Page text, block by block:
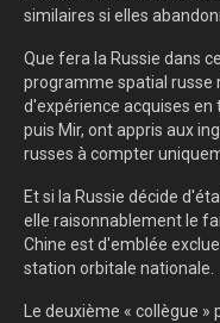
similaires si elles
Que fera la Russie dans
programme spatial russe
d'expérience acquises
puis Mir, ont appris aux
russes à compter
Et si la Russie décide
elle raisonnablement le
Chine est d'emblée
station orbitale nationale.
Le deuxième « collègue